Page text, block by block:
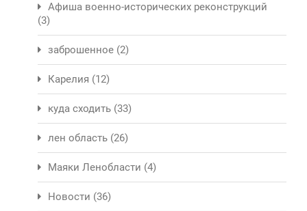
Афиша военно-исторических реконструкций
(3)
заброшенное (2)
Карелия (12)
куда сходить (33)
лен область (26)
Маяки Ленобласти (4)
Новости (36)